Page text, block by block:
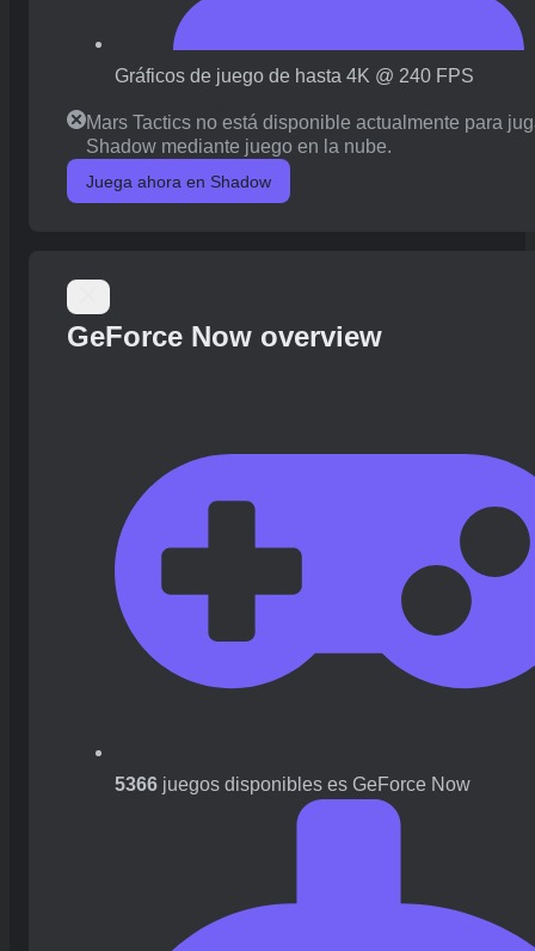
Gráficos de juego de hasta 4K @ 240 FPS
Mars Tactics no está disponible actualmente para
Shadow mediante juego en la nube.
Juega ahora en Shadow
GeForce Now overview
5366 juegos disponibles es GeForce Now